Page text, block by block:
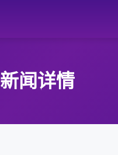
新闻详情